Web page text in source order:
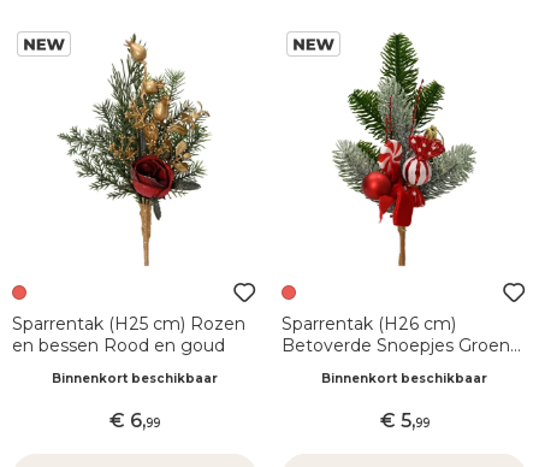
Sparrentak (H25 cm) Rozen
en bessen Rood en goud
Binnenkort beschikbaar
6,99
Sparrentak (H26 cm)
Betoverde Snoepjes Groen
Binnenkort beschikbaar
5,99